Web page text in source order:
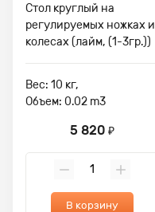
Стол круглый на
регулируемых ножках и
колесах (лайм, (1-3гр.))
Вес: 10 кг,
Объем: 0.02 m3
5 820 ₽
В корзину